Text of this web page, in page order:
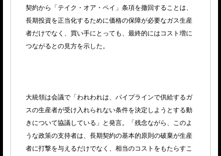
契約から「テイク・オア・ペイ」条項を撤回することは、
長期投資を正当化するために価格の保障が必要なガス生産
者だけでなく、買い手にとっても、最終的にはコスト増に
つながるとの見方を示した。
大統領は会議で「われわれは、パイプラインで供給するガ
スの生産者が受け入れられない条件を決定しようとする動
きについて協議している」と発言。「残念ながら、このよ
うな政策の支持者は、長期契約の基本的原則の破棄が生産
者に打撃を与えるだけでなく、相当のコストをもたらすこ